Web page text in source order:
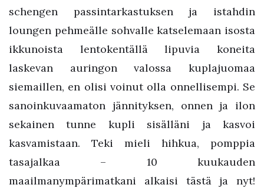
schengen passintarkastuksen ja istahdin
loungen pehmeälle sohvalle katselemaan isosta
ikkunoista lentokentällä lipuvia koneita
laskevan auringon valossa kuplajuomaa
siemaillen, en olisi voinut olla onnellisempi. Se
sanoinkuvaamaton jännityksen, onnen ja ilon
sekainen tunne kupli sisälläni ja kasvoi
kasvamistaan. Teki mieli hihkua, pomppia
tasajalkaa – 10 kuukauden
maailmanympärimatkani alkaisi tästä ja nyt!